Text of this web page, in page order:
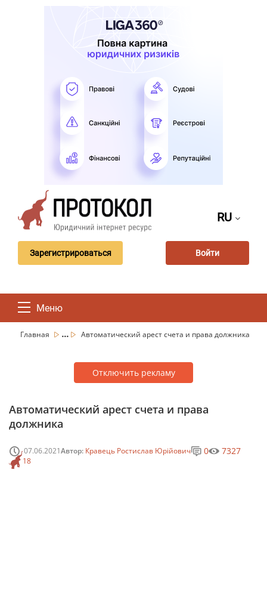
RU
Зарегистрироваться Войти
Меню
Главная ... Автоматический арест счета и права должника
Отключить рекламу
Автоматический арест счета и права
должника
07.06.2021Автор: Кравець Ростислав Юрійович
18
0 7327